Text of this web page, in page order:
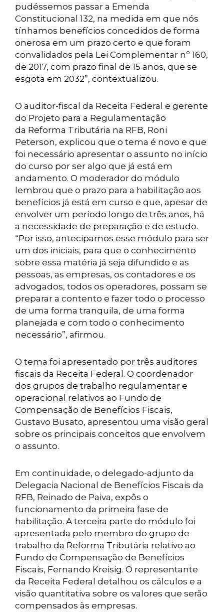
pudéssemos passar a Emenda
Constitucional 132, na medida em que nós
tínhamos benefícios concedidos de forma
onerosa em um prazo certo e que foram
convalidados pela Lei Complementar nº 160,
de 2017, com prazo final de 15 anos, que se
esgota em 2032”, contextualizou.
O auditor-fiscal da Receita Federal e gerente
do Projeto para a Regulamentação
da Reforma Tributária na RFB, Roni
Peterson, explicou que o tema é novo e que
foi necessário apresentar o assunto no início
do curso por ser algo que já está em
andamento. O moderador do módulo
lembrou que o prazo para a habilitação aos
benefícios já está em curso e que, apesar de
envolver um período longo de três anos, há
a necessidade de preparação e de estudo.
“Por isso, antecipamos esse módulo para ser
um dos iniciais, para que o conhecimento
sobre essa matéria já seja difundido e as
pessoas, as empresas, os contadores e os
advogados, todos os operadores, possam se
preparar a contento e fazer todo o processo
de uma forma tranquila, de uma forma
planejada e com todo o conhecimento
necessário”, afirmou.
O tema foi apresentado por três auditores
fiscais da Receita Federal. O coordenador
dos grupos de trabalho regulamentar e
operacional relativos ao Fundo de
Compensação de Benefícios Fiscais,
Gustavo Busato, apresentou uma visão geral
sobre os principais conceitos que envolvem
o assunto.
Em continuidade, o delegado-adjunto da
Delegacia Nacional de Benefícios Fiscais da
RFB, Reinado de Paiva, expôs o
funcionamento da primeira fase de
habilitação. A terceira parte do módulo foi
apresentada pelo membro do grupo de
trabalho da Reforma Tributária relativo ao
Fundo de Compensação de Benefícios
Fiscais, Fernando Kreisig. O representante
da Receita Federal detalhou os cálculos e a
visão quantitativa sobre os valores que serão
compensados às empresas.